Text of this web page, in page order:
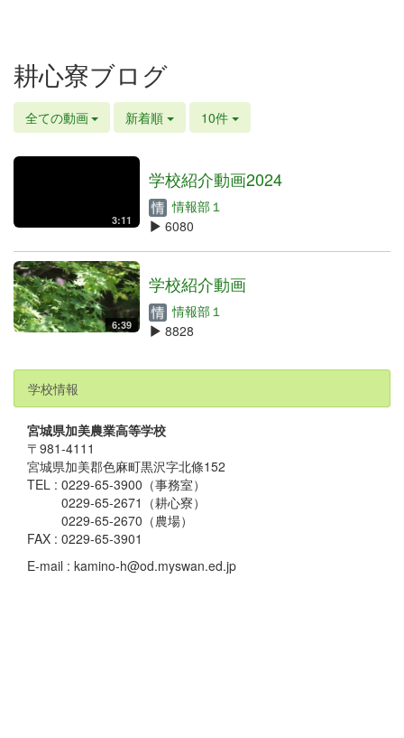
耕心寮ブログ
全ての動画 新着順 10件
3:11
学校紹介動画2024
情報部１
6080
6:39
学校紹介動画
情報部１
8828
学校情報
宮城県加美農業高等学校
〒981-4111
宮城県加美郡色麻町黒沢字北條152
TEL : 0229-65-3900（事務室）
0229-65-2671（耕心寮）
0229-65-2670（農場）
FAX : 0229-65-3901
E-mail : kamino-h@od.myswan.ed.jp